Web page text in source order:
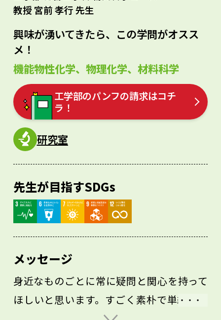
教授 宮前 孝行 先生
興味が湧いてきたら、この学問がオスス
メ！
機能物性化学、物理化学、材料科学
工学部のパンフの請求はコチ
ラ！
研究室
先生が目指すSDGs
メッセージ
身近なものごとに常に疑問と関心を持って
ほしいと思います。すごく素朴で単純なこ